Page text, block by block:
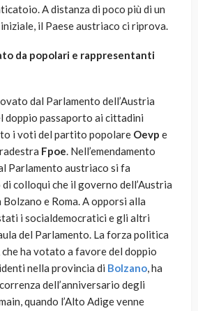
A distanza di poco più di un
il Paese austriaco ci riprova.
da popolari e rappresentanti
dal Parlamento dell’Austria
doppio passaporto ai cittadini
i voti del partito popolare Oevp e
Fpoe. Nell’emendamento
Parlamento austriaco si fa
colloqui che il governo dell’Austria
e Roma. A opporsi alla
i socialdemocratici e gli altri
del Parlamento. La forza politica
ha votato a favore del doppio
nella provincia di Bolzano, ha
dell’anniversario degli
quando l’Alto Adige venne